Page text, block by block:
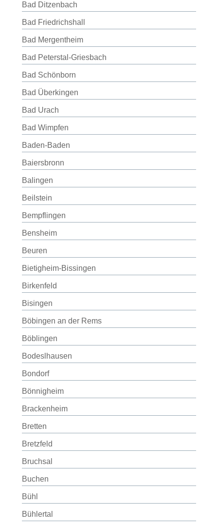
Bad Ditzenbach
Bad Friedrichshall
Bad Mergentheim
Bad Peterstal-Griesbach
Bad Schönborn
Bad Überkingen
Bad Urach
Bad Wimpfen
Baden-Baden
Baiersbronn
Balingen
Beilstein
Bempflingen
Bensheim
Beuren
Bietigheim-Bissingen
Birkenfeld
Bisingen
Böbingen an der Rems
Böblingen
Bodeslhausen
Bondorf
Bönnigheim
Brackenheim
Bretten
Bretzfeld
Bruchsal
Buchen
Bühl
Bühlertal